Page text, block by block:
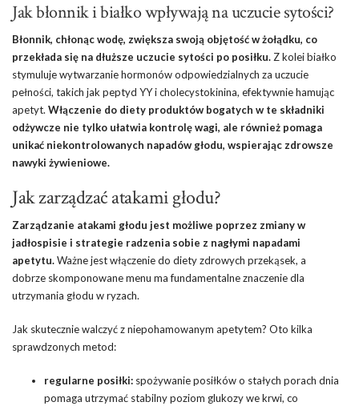
Jak błonnik i białko wpływają na uczucie sytości?
Błonnik, chłonąc wodę, zwiększa swoją objętość w żołądku, co
przekłada się na dłuższe uczucie sytości po posiłku. Z kolei białko
stymuluje wytwarzanie hormonów odpowiedzialnych za uczucie
pełności, takich jak peptyd YY i cholecystokinina, efektywnie hamując
apetyt. Włączenie do diety produktów bogatych w te składniki
odżywcze nie tylko ułatwia kontrolę wagi, ale również pomaga
unikać niekontrolowanych napadów głodu, wspierając zdrowsze
nawyki żywieniowe.
Jak zarządzać atakami głodu?
Zarządzanie atakami głodu jest możliwe poprzez zmiany w
jadłospisie i strategie radzenia sobie z nagłymi napadami
apetytu.Ważne jest włączenie do diety zdrowych przekąsek, a
dobrze skomponowane menu ma fundamentalne znaczenie dla
utrzymania głodu w ryzach.
Jak skutecznie walczyć z niepohamowanym apetytem? Oto kilka
sprawdzonych metod:
regularne posiłki: spożywanie posiłków o stałych porach dnia
pomaga utrzymać stabilny poziom glukozy we krwi, co